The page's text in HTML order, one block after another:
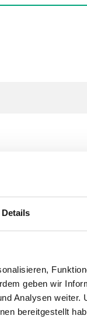
Details
geben wir
Analysen
bereitgestellt
integriertem
24VAC/DC (21...27
0…90 % RH
0…50 °C